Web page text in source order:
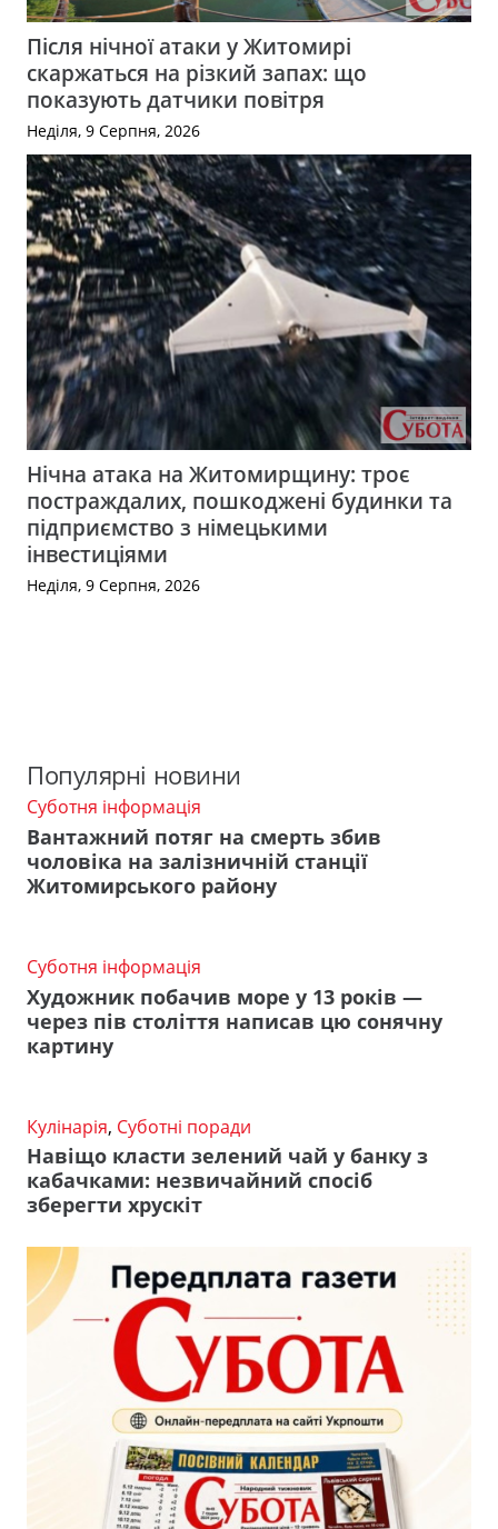
Після нічної атаки у Житомирі
скаржаться на різкий запах: що
показують датчики повітря
Неділя, 9 Серпня, 2026
Нічна атака на Житомирщину: троє
постраждалих, пошкоджені будинки та
підприємство з німецькими
інвестиціями
Неділя, 9 Серпня, 2026
Популярні новини
Суботня інформація
Вантажний потяг на смерть збив
чоловіка на залізничній станції
Житомирського району
Суботня інформація
Художник побачив море у 13 років —
через пів століття написав цю сонячну
картину
Кулінарія, Суботні поради
Навіщо класти зелений чай у банку з
кабачками: незвичайний спосіб
зберегти хрускіт